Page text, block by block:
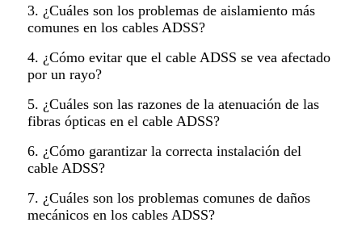
3. ¿Cuáles son los problemas de aislamiento más
comunes en los cables ADSS?
4. ¿Cómo evitar que el cable ADSS se vea afectado
por un rayo?
5. ¿Cuáles son las razones de la atenuación de las
fibras ópticas en el cable ADSS?
6. ¿Cómo garantizar la correcta instalación del
cable ADSS?
7. ¿Cuáles son los problemas comunes de daños
mecánicos en los cables ADSS?